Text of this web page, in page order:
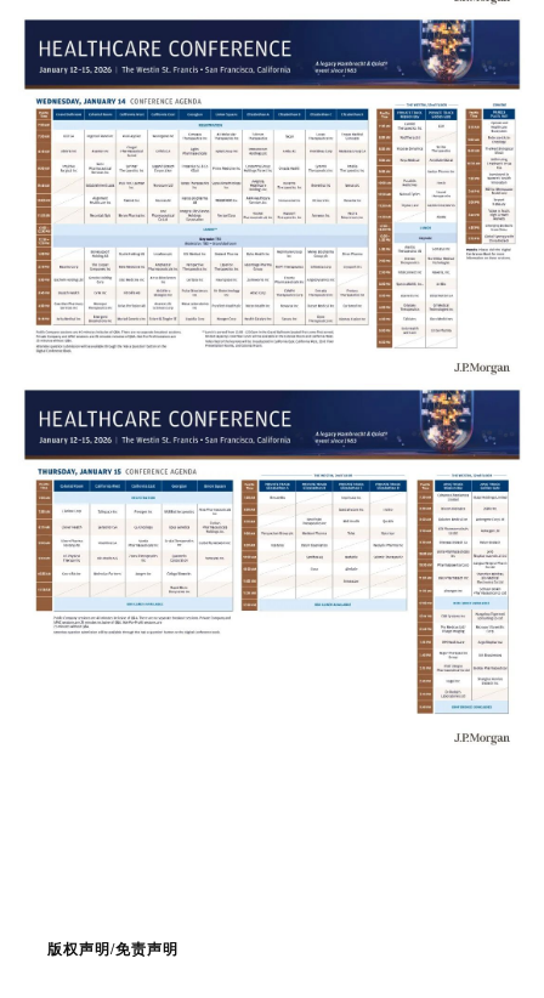
台
药
时
代
学
苑
A
n
联
登录 注册
版权声明/免责声明